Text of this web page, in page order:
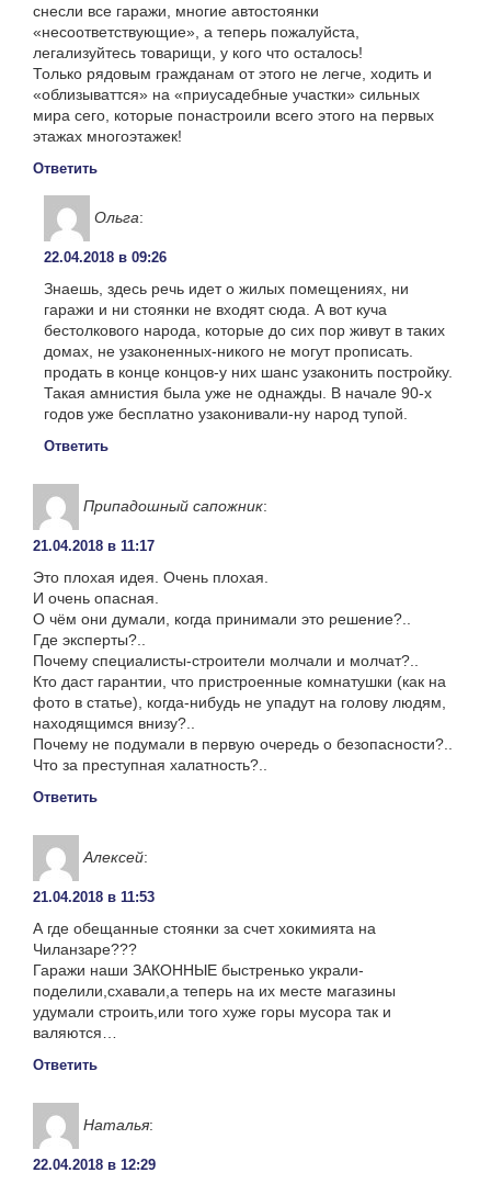
снесли все гаражи, многие автостоянки
«несоответствующие», а теперь пожалуйста,
легализуйтесь товарищи, у кого что осталось!
Только рядовым гражданам от этого не легче, ходить и
«облизываттся» на «приусадебные участки» сильных
мира сего, которые понастроили всего этого на первых
этажах многоэтажек!
Ответить
Ольга:
22.04.2018 в 09:26
Знаешь, здесь речь идет о жилых помещениях, ни
гаражи и ни стоянки не входят сюда. А вот куча
бестолкового народа, которые до сих пор живут в таких
домах, не узаконенных-никого не могут прописать.
продать в конце концов-у них шанс узаконить постройку.
Такая амнистия была уже не однажды. В начале 90-х
годов уже бесплатно узаконивали-ну народ тупой.
Ответить
Припадошный сапожник:
21.04.2018 в 11:17
Это плохая идея. Очень плохая.
И очень опасная.
О чём они думали, когда принимали это решение?..
Где эксперты?..
Почему специалисты-строители молчали и молчат?..
Кто даст гарантии, что пристроенные комнатушки (как на
фото в статье), когда-нибудь не упадут на голову людям,
находящимся внизу?..
Почему не подумали в первую очередь о безопасности?..
Что за преступная халатность?..
Ответить
Алексей:
21.04.2018 в 11:53
А где обещанные стоянки за счет хокимията на
Чиланзаре???
Гаражи наши ЗАКОННЫЕ быстренько украли-
поделили,схавали,а теперь на их месте магазины
удумали строить,или того хуже горы мусора так и
валяются…
Ответить
Наталья:
22.04.2018 в 12:29